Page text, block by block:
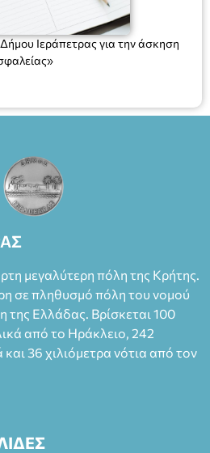
Ιεράπετρας για την άσκηση
μεγαλύτερη πόλη της Κρήτης.
σε πληθυσμό πόλη του νομού
της Ελλάδας. Βρίσκεται 100
από το Ηράκλειο, 242
36 χιλιόμετρα νότια από τον